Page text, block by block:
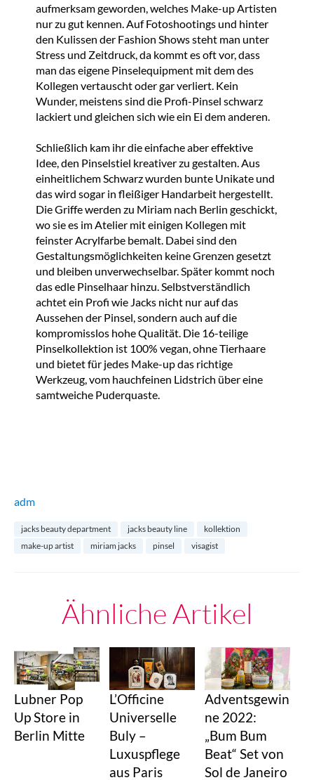
aufmerksam geworden, welches Make-up Artisten
nur zu gut kennen. Auf Fotoshootings und hinter
den Kulissen der Fashion Shows steht man unter
Stress und Zeitdruck, da kommt es oft vor, dass
man das eigene Pinselequipment mit dem des
Kollegen vertauscht oder gar verliert. Kein
Wunder, meistens sind die Profi-Pinsel schwarz
lackiert und gleichen sich wie ein Ei dem anderen.
Schließlich kam ihr die einfache aber effektive
Idee, den Pinselstiel kreativer zu gestalten. Aus
einheitlichem Schwarz wurden bunte Unikate und
das wird sogar in fleißiger Handarbeit hergestellt.
Die Griffe werden zu Miriam nach Berlin geschickt,
wo sie es im Atelier mit einigen Kollegen mit
feinster Acrylfarbe bemalt. Dabei sind den
Gestaltungsmöglichkeiten keine Grenzen gesetzt
und bleiben unverwechselbar. Später kommt noch
das edle Pinselhaar hinzu. Selbstverständlich
achtet ein Profi wie Jacks nicht nur auf das
Aussehen der Pinsel, sondern auch auf die
kompromisslos hohe Qualität. Die 16-teilige
Pinselkollektion ist 100% vegan, ohne Tierhaare
und bietet für jedes Make-up das richtige
Werkzeug, vom hauchfeinen Lidstrich über eine
samtweiche Puderquaste.
adm
jacks beauty department jacks beauty line
kollektion
make-up artist
miriam jacks pinsel visagist
Ähnliche Artikel
Lubner Pop
Up Store in
Berlin Mitte
L’Officine
Universelle
Buly –
Luxuspflege
aus Paris
Adventsgewin
ne 2022:
„Bum Bum
Beat“ Set von
Sol de Janeiro